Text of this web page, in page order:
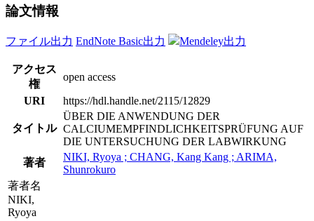
論文情報
ファイル出力 EndNote Basic出力 Mendeley出力
アクセス
権
open access
URI
https://hdl.handle.net/2115/12829
タイトル
ÜBER DIE ANWENDUNG DER
CALCIUMEMPFINDLICHKEITSPRÜFUNG AUF
DIE UNTERSUCHUNG DER LABWIRKUNG
著者
NIKI, Ryoya ; CHANG, Kang Kang ; ARIMA,
Shunrokuro
著者名
NIKI,
Ryoya